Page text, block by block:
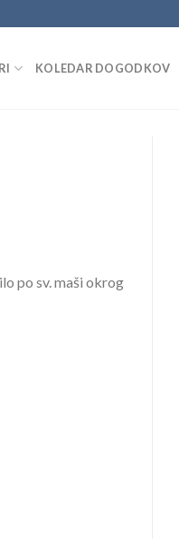
KOLEDAR DOGODKOV
po sv. maši okrog